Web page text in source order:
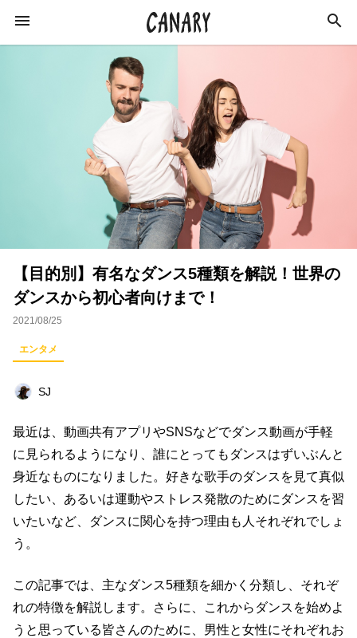
KEYWORD
キーワード
エンターテインメント 学び
スキルアップ
イベントレポート ライフスタイル
イベント 音楽 占い
仕事術 お笑い芸人 漫画
コミュニティ タレント 高木里代子
連載企画 高屋校長 オフ会
【目的別】有名なダンス5種類を解説！世界の
ダンスから初心者向けまで！
2021/08/25
エンタメ
SJ
最近は、動画共有アプリやSNSなどでダンス動画が手軽
に見られるようになり、誰にとってもダンスはずいぶんと
身近なものになりました。好きな歌手のダンスを見て真似
したい、あるいは運動やストレス発散のためにダンスを習
いたいなど、ダンスに関心を持つ理由も人それぞれでしょ
う。
この記事では、主なダンス5種類を細かく分類し、それぞ
れの特徴を解説します。さらに、これからダンスを始めよ
うと思っている皆さんのために、男性と女性にそれぞれお